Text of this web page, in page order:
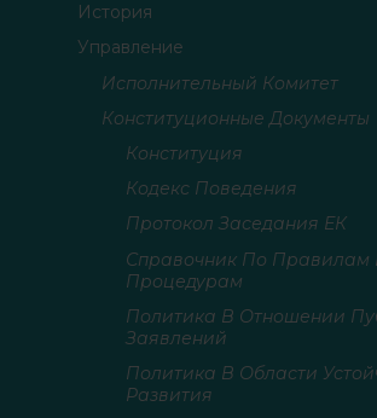
История
Управление
Исполнительный Комитет
Конституционные Документы
Конституция
Кодекс Поведения
Протокол Заседания ЕК
Справочник По Правилам
Процедурам
Политика В Отношении
Заявлений
Политика В Области
Развития